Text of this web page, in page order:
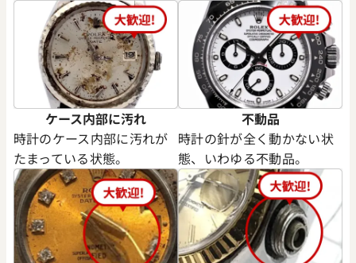
ケース内部に汚れ
時計のケース内部に汚れが
たまっている状態。
不動品
時計の針が全く動かない状
態、いわゆる不動品。